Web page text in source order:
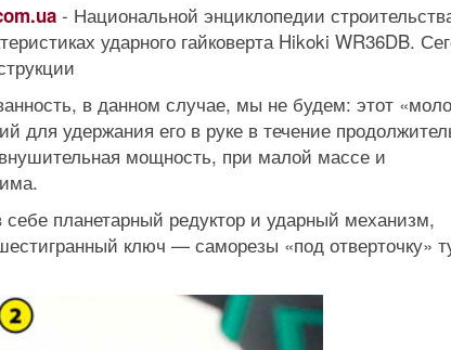
- Национальной энциклопедии
ударного гайковерта Hikoki WR36DB.
в данном случае, мы не будем: этот
для удержания его в руке в течение
мощность, при малой массе и
планетарный редуктор и ударный механизм,
ключ — саморезы «под отверточку»